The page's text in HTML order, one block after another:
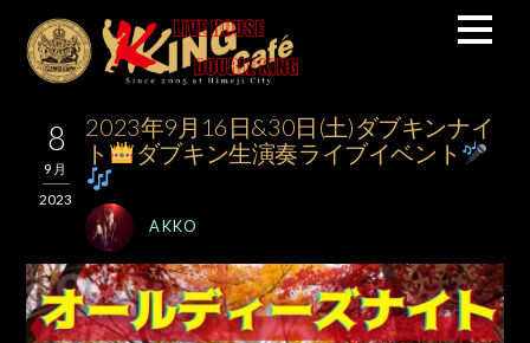
8
9月
2023
2023年9月16日&30日(土)ダブキンナイ
ト
ダブキン生演奏ライブイベント
AKKO